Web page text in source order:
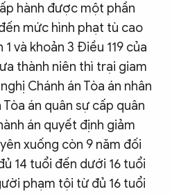
hành được một phần
mức hình phạt tù cao
và khoản 3 Điều 119 của
thành niên thì trại giam
Chánh án Tòa án nhân
án quân sự cấp quân
án quyết định giảm
xuống còn 9 năm đối
14 tuổi đến dưới 16 tuổi
phạm tội từ đủ 16 tuổi